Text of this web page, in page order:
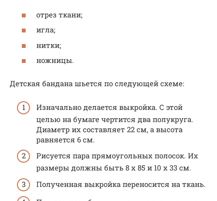
отрез ткани;
игла;
нитки;
ножницы.
Детская бандана шьется по следующей схеме:
Изначально делается выкройка. С этой
целью на бумаге чертится два полукруга.
Диаметр их составляет 22 см, а высота
равняется 6 см.
Рисуется пара прямоугольных полосок. Их
размеры должны быть 8 х 85 и 10 х 33 см.
Полученная выкройка переносится на ткань.